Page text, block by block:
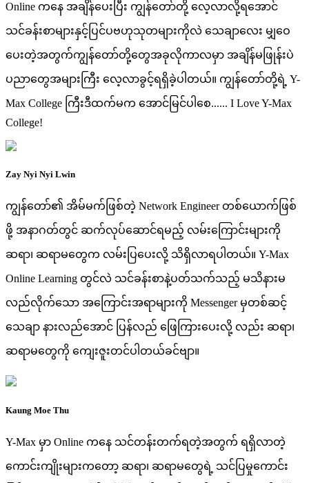
Online ကနေ အချိန်ပေးပြီး ကျွန်တော်တို့ လေ့လာလို့ရအောင်
သင်ခန်းစာများနှင့်ပြင်ပဗဟုသုတများကိုလဲ သေချာလေး မျှဝေ
ပေးတဲ့အတွက်ကျွန်တော်တို့တွေအခုလိုကာလမှာ အချိန်မဖြုန်းပဲ
ပညာတွေအများကြီး လေ့လာခွင့်ရရှိခဲ့ပါတယ်။ ကျွန်တော်တို့ရဲ့ Y-
Max College ကြီးဒီထက်မက အောင်မြင်ပါစေ...... I Love Y-Max
College!
Zay Nyi Nyi Lwin
ကျွန်တော်၏ အိမ်မက်ဖြစ်တဲ့ Network Engineer တစ်ယောက်ဖြစ်
ဖို့ အနာဂတ်တွင် ဆက်လုပ်ဆောင်ရမည့် လမ်းကြောင်းများကို
ဆရာ၊ ဆရာမတွေက လမ်းပြပေးလို့ သိရှိလာရပါတယ်။ Y-Max
Online Learning တွင်လဲ သင်ခန်းစာနဲ့ပတ်သက်သည့် မသိနားမ
လည်လိုက်သော အကြောင်းအရာများကို Messenger မှတစ်ဆင့်
သေချာ နားလည်အောင် ပြန်လည် ဖြေကြားပေးလို့ လည်း ဆရာ၊
ဆရာမတွေကို ကျေးဇူးတင်ပါတယ်ခင်ဗျာ။
Kaung Moe Thu
Y-Max မှာ Online ကနေ သင်တန်းတက်ရတဲ့အတွက် ရရှိလာတဲ့
ကောင်းကျိုးများကတော့ ဆရာ၊ ဆရာမတွေရဲ့ သင်ပြမှုကောင်း